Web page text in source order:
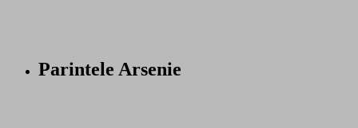
Parintele Arsenie